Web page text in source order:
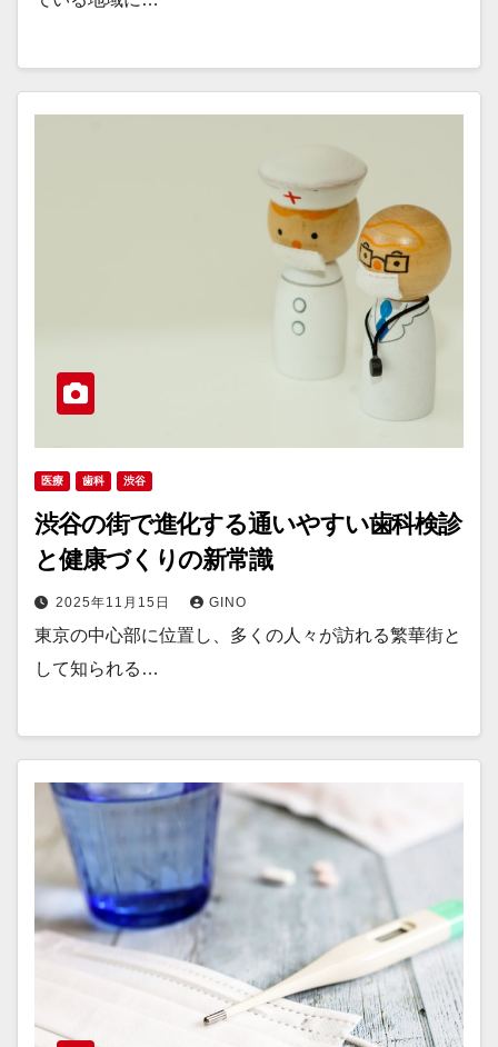
医療 歯科 渋谷
渋谷の街で進化する通いやすい歯科検診
と健康づくりの新常識
2025年11月15日 GINO
東京の中心部に位置し、多くの人々が訪れる繁華街と
して知られる…